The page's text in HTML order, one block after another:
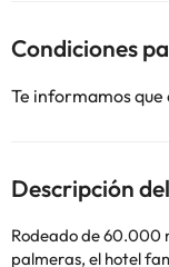
Condiciones
Te informamos
Descripción
Rodeado de 60.000
palmeras, el hotel